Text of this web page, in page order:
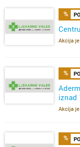
Akcija
iznad
Akcija